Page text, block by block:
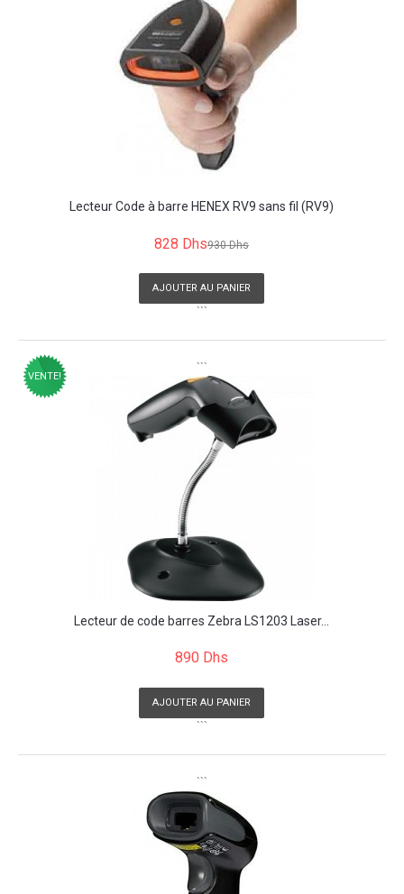
Lecteur Code à barre HENEX RV9 sans fil (RV9)
828 Dhs930 Dhs
AJOUTER AU PANIER
```
```
VENTE!
Lecteur de code barres Zebra LS1203 Laser...
890 Dhs
AJOUTER AU PANIER
```
```